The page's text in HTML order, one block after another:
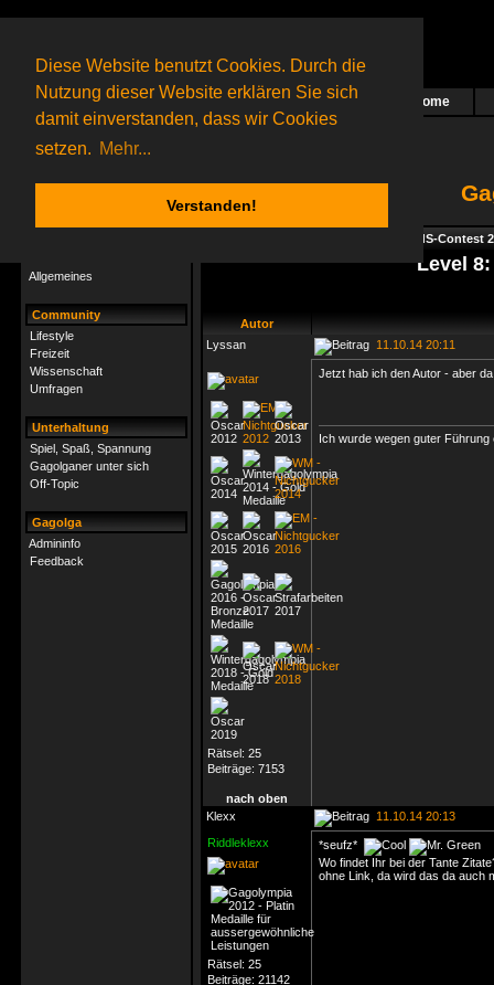
Diese Website benutzt Cookies. Durch die
Nutzung dieser Website erklären Sie sich
damit einverstanden, dass wir Cookies
setzen. Mehr...
Verstanden!
Das nächste Rätsel ist in Arbeit Home
16 Gagolganeronline(1 registrierter und 15 Gäste)
Gagolganer:
9732Rätsel online:
Allgemeines
Community
Lifestyle
Freizeit
Wissenschaft
Umfragen
Unterhaltung
Spiel, Spaß, Spannung
Gagolganer unter sich
Off-Topic
Gagolga
Admininfo
Feedback
Specials - GsdS-Contest
Level
Autor
Lyssan
11.10.14 20:11
Rätsel: 25
Beiträge: 7153
Jetzt hab ich den Autor - aber
Ich wurde wegen guter
nach oben
Klexx
11.10.14 20:13
Riddleklexx
Rätsel: 25
Beiträge: 21142
*seufz*
Wo findet Ihr bei der Tante
ohne Link, da wird das da auch